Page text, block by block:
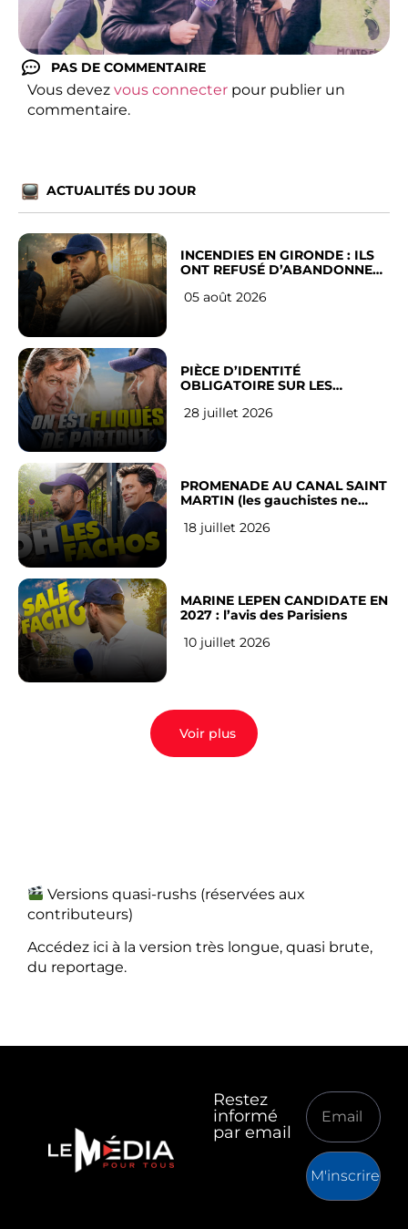
PAS DE COMMENTAIRE
Vous devez vous connecter pour publier un
commentaire.
ACTUALITÉS DU JOUR
INCENDIES EN GIRONDE : ILS
ONT REFUSÉ D’ABANDONNER
05 août 2026
PIÈCE D’IDENTITÉ
OBLIGATOIRE SUR LES
Français
28 juillet 2026
PROMENADE AU CANAL SAINT
MARTIN (les gauchistes ne
18 juillet 2026
MARINE LEPEN CANDIDATE EN
2027 : l’avis des Parisiens
10 juillet 2026
Voir plus
Versions quasi-rushs (réservées aux
contributeurs)
Accédez ici à la version très longue, quasi brute,
du reportage.
Restez
informé
par email
M'inscrire